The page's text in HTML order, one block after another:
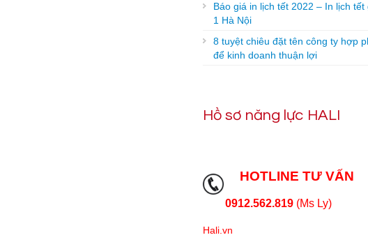
Báo giá in lịch tết 2022 – In lịch tết
1 Hà Nội
8 tuyệt chiêu đặt tên công ty hợp
để kinh doanh thuận lợi
Hồ sơ năng lực HALI
HOTLINE TƯ VẤN
0912.562.819 (Ms Ly)
Hali.vn